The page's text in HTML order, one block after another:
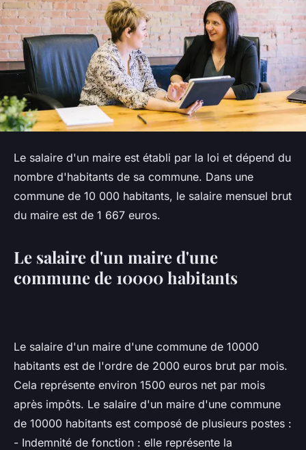
Le salaire d'un maire est établi par la loi et dépend du
nombre d'habitants de sa commune. Dans une
commune de 10 000 habitants, le salaire mensuel brut
du maire est de 1 667 euros.
Le salaire d'un maire d'une
commune de 10000 habitants
Le salaire d'un maire d'une commune de 10000
habitants est de l'ordre de 2000 euros brut par mois.
Cela représente environ 1500 euros net par mois
après impôts. Le salaire d'un maire d'une commune
de 10000 habitants est composé de plusieurs postes :
- Indemnité de fonction : elle représente la